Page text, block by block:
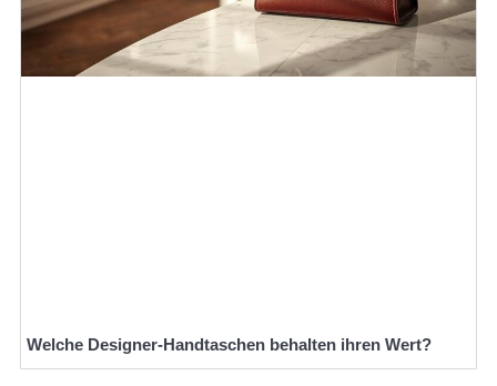
Welche Designer-Handtaschen behalten ihren Wert?